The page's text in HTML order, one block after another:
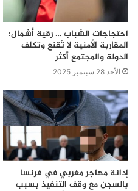
احتجاجات الشباب … رقية أشمال:
المقاربة الأمنية لا تُقنع وتكلف
الدولة والمجتمع أكثر
الأحد 28 سبتمبر 2025
إدانة مهاجر مغربي في فرنسا
بالسجن مع وقف التنفيذ بسبب